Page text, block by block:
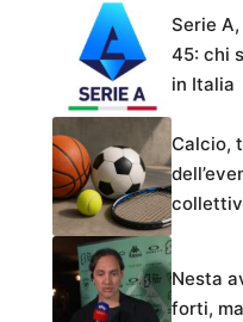
Serie
45: chi
in Italia
Calcio,
Nesta
forti,